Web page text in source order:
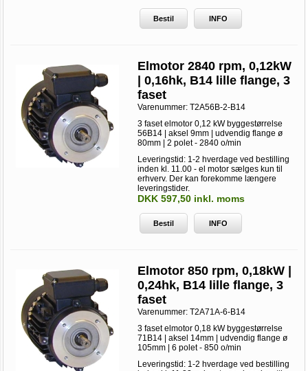
Bestil INFO
Elmotor 2840 rpm, 0,12kW
| 0,16hk, B14 lille flange, 3
faset
Varenummer:T2A56B-2-B14
3 faset elmotor 0,12 kW byggestørrelse
56B14 | aksel 9mm | udvendig flange ø
80mm | 2 polet - 2840 o/min
Leveringstid: 1-2 hverdage ved bestilling
inden kl. 11.00 - el motor sælges kun til
erhverv. Der kan forekomme længere
leveringstider.
DKK 597,50 inkl. moms
Bestil INFO
Elmotor 850 rpm, 0,18kW |
0,24hk, B14 lille flange, 3
faset
Varenummer:T2A71A-6-B14
3 faset elmotor 0,18 kW byggestørrelse
71B14 | aksel 14mm | udvendig flange ø
105mm | 6 polet - 850 o/min
Leveringstid: 1-2 hverdage ved bestilling